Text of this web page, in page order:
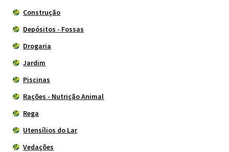
Construção
Depósitos - Fossas
Drogaria
Jardim
Piscinas
Rações - Nutrição Animal
Rega
Utensílios do Lar
Vedações